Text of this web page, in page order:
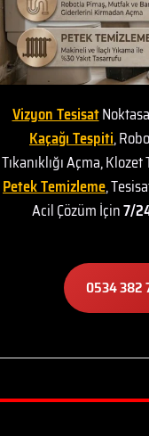
Vizyon Tesisat
Kaçağı Tespiti,
Tıkanıklığı Açma,
Petek Temizleme,
Acil Çözüm İçin7/
0534 382